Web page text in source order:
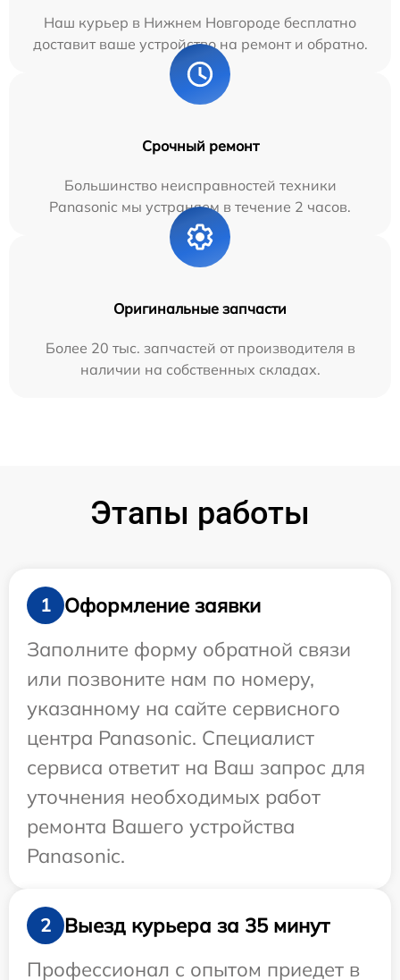
Наш курьер в Нижнем Новгороде бесплатно
доставит ваше устройство на ремонт и обратно.
Срочный ремонт
Большинство неисправностей техники
Panasonic мы устраняем в течение 2 часов.
Оригинальные запчасти
Более 20 тыс. запчастей от производителя в
наличии на собственных складах.
Этапы работы
1
Оформление заявки
Заполните форму обратной связи
или позвоните нам по номеру,
указанному на сайте сервисного
центра Panasonic. Специалист
сервиса ответит на Ваш запрос для
уточнения необходимых работ
ремонта Вашего устройства
Panasonic.
2
Выезд курьера за 35 минут
Профессионал с опытом приедет в